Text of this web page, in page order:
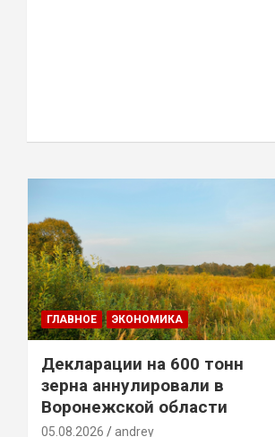
ГЛАВНОЕ ЭКОНОМИКА
Декларации на 600 тонн
зерна аннулировали в
Воронежской области
05.08.2026 andrey